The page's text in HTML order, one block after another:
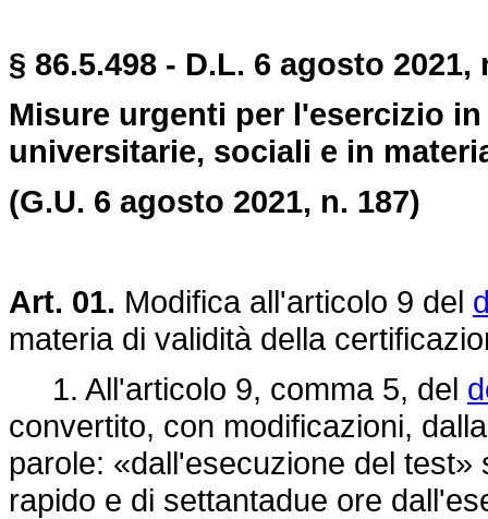
§ 86.5.498 - D.L. 6 agosto 2021,
Misure urgenti per l'esercizio
universitarie, sociali e in
(G.U. 6 agosto 2021, n. 187)
Art. 01. Modifica all'articolo 9 del
materia di validità della
1. All'articolo 9, comma 5, del
convertito, con modificazioni,
parole: «dall'esecuzione del
rapido e di settantadue ore